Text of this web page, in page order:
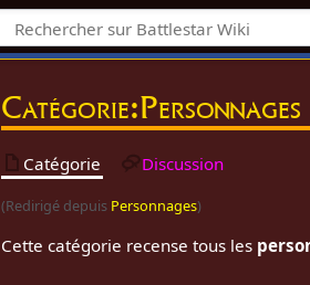
Catégorie:Personnages
Catégorie Discussion
(Redirigé depuis Personnages)
Cette catégorie recense tous les